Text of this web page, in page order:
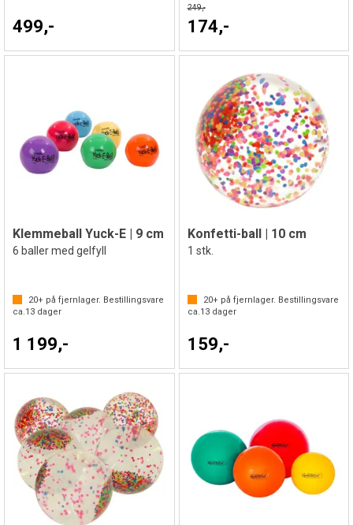
499,-
249,-
174,-
Klemmeball Yuck-E | 9 cm
6 baller med gelfyll
20+ på fjernlager. Bestillingsvare
ca. 13 dager
1 199,-
Konfetti-ball | 10 cm
1 stk.
20+på fjernlager. Bestillingsvare
ca. 13dager
159,-